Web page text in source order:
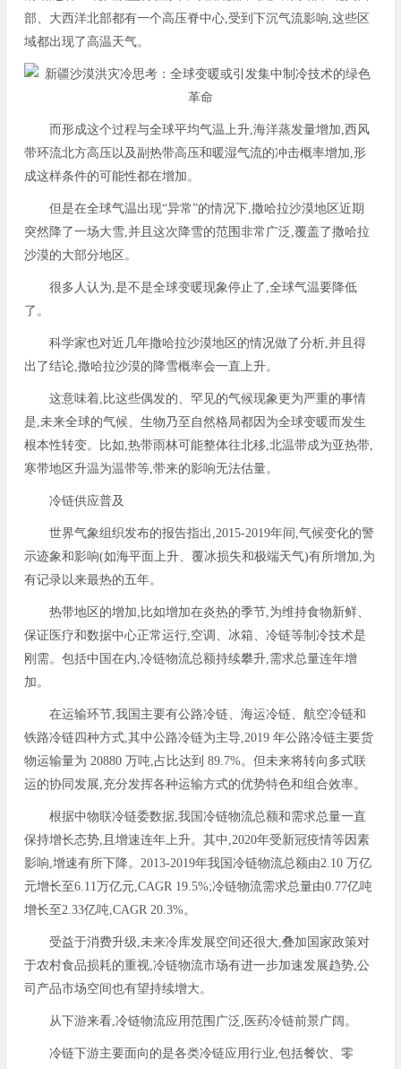
部、大西洋北部都有一个高压脊中心,受到下沉气流影响,这些区
域都出现了高温天气。
而形成这个过程与全球平均气温上升,海洋蒸发量增加,西风
带环流北方高压以及副热带高压和暖湿气流的冲击概率增加,形
成这样条件的可能性都在增加。
但是在全球气温出现“异常”的情况下,撒哈拉沙漠地区近期
突然降了一场大雪,并且这次降雪的范围非常广泛,覆盖了撒哈拉
沙漠的大部分地区。
很多人认为,是不是全球变暖现象停止了,全球气温要降低
了。
科学家也对近几年撒哈拉沙漠地区的情况做了分析,并且得
出了结论,撒哈拉沙漠的降雪概率会一直上升。
这意味着,比这些偶发的、罕见的气候现象更为严重的事情
是,未来全球的气候、生物乃至自然格局都因为全球变暖而发生
根本性转变。比如,热带雨林可能整体往北移,北温带成为亚热带,
寒带地区升温为温带等,带来的影响无法估量。
冷链供应普及
世界气象组织发布的报告指出,2015-2019年间,气候变化的警
示迹象和影响(如海平面上升、覆冰损失和极端天气)有所增加,为
有记录以来最热的五年。
热带地区的增加,比如增加在炎热的季节,为维持食物新鲜、
保证医疗和数据中心正常运行,空调、冰箱、冷链等制冷技术是
刚需。包括中国在内,冷链物流总额持续攀升,需求总量连年增
加。
在运输环节,我国主要有公路冷链、海运冷链、航空冷链和
铁路冷链四种方式,其中公路冷链为主导,2019 年公路冷链主要货
物运输量为 20880 万吨,占比达到 89.7%。但未来将转向多式联
运的协同发展,充分发挥各种运输方式的优势特色和组合效率。
根据中物联冷链委数据,我国冷链物流总额和需求总量一直
保持增长态势,且增速连年上升。其中,2020年受新冠疫情等因素
影响,增速有所下降。2013-2019年我国冷链物流总额由2.10 万亿
元增长至6.11万亿元,CAGR 19.5%;冷链物流需求总量由0.77亿吨
增长至2.33亿吨,CAGR 20.3%。
受益于消费升级,未来冷库发展空间还很大,叠加国家政策对
于农村食品损耗的重视,冷链物流市场有进一步加速发展趋势,公
司产品市场空间也有望持续增大。
从下游来看,冷链物流应用范围广泛,医药冷链前景广阔。
冷链下游主要面向的是各类冷链应用行业,包括餐饮、零